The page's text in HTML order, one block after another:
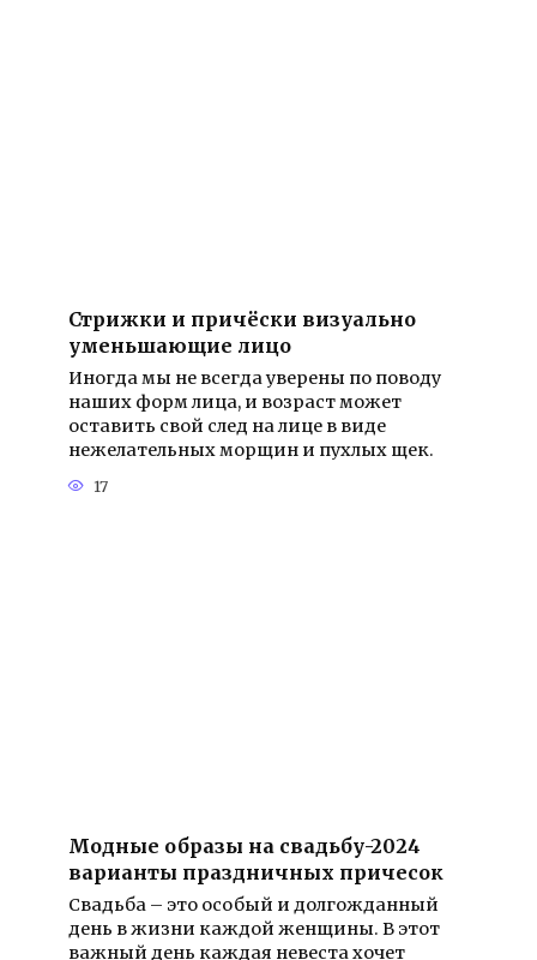
Стрижки и причёски визуально
уменьшающие лицо
Иногда мы не всегда уверены по поводу
наших форм лица, и возраст может
оставить свой след на лице в виде
нежелательных морщин и пухлых щек.
17
Модные образы на свадьбу-2024
варианты праздничных причесок
Свадьба – это особый и долгожданный
день в жизни каждой женщины. В этот
важный день каждая невеста хочет